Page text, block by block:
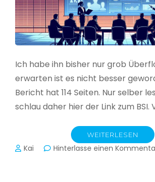
Ich habe ihn bisher nur grob
erwarten ist es nicht besser
Bericht hat 114 Seiten. Nur selber
schlau daher hier der Link zum BSI.
WEITERLESEN
Kai Hinterlasse einen